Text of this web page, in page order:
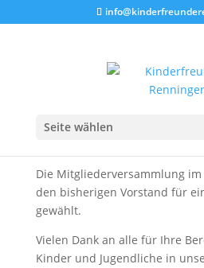
Seite wählen
Unser Vorstand
v. l.: Bettina Klingel, Cordula
Die Mitgliederversammlung
den bisherigen Vorstand für
gewählt.
Vielen Dank an alle für Ihre
Kinder und Jugendliche in